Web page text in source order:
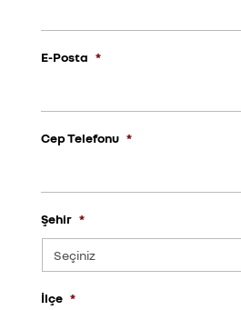
E-Posta *
Cep Telefonu *
Şehir *
İlçe *